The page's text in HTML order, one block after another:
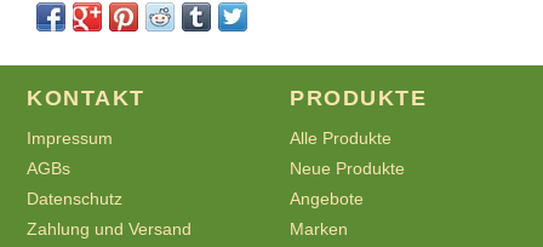
KONTAKT
Impressum
AGBs
Datenschutz
Zahlung und Versand
PRODUKTE
Alle Produkte
Neue Produkte
Angebote
Marken